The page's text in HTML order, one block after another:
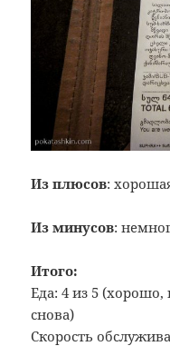
Из плюсов:
Из минусов:
Итого:
Еда: 4 из 5
снова)
Скорость